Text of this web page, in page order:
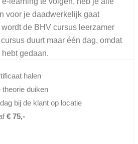
voor je daadwerkelijk gaat
de BHV cursus leerzamer
duurt maar één dag, omdat
gedaan.
halen
theorie duiken
bij de klant op locatie
€ 75,-